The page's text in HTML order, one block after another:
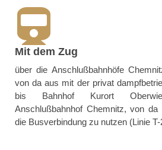
Mit dem Zug
über die Anschlußbahnhöfe
von da aus mit der privat
bis Bahnhof Kurort
Anschlußbahnhof Chemnitz, von
die Busverbindung zu nutzen (Linie T-